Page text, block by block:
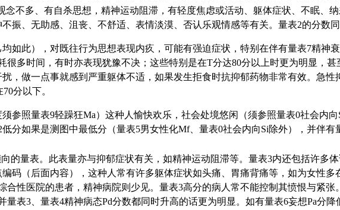
念不多、有自杀思想，精神运动阻滞，有轻度焦虑或活动、躯体症状、不眠、
振、无助感、沮丧、不舒适、表情淡漠、否认乐观情感等有关。量表2的分数
如此），对既往行为思想表现内疚，可能有强迫症状，特别在伴有量表7精神
很多时间，有时亦表现犹豫不决；这些特别是在T分达80分以上时更为明显，
，做一点事就感到严重躯体不适，如果发生拒食时抗抑郁药物非常有效。急
分以下。
参照量表9轻躁狂Ma）这种人愉快欢乐，社会处境悠闲（须参照量表0社会内
分如果是测图中最低分（量表5男女性化Mf、量表0社会内向Si除外），并伴
的量表。此表量亦与抑郁症状有关，如精神运动阻滞等。量表3内还包括许多
码（后面内容），这种人常有许多躯体症状如头痛、胃痛背痛等，如为女性
合性医院的患者，精神病院则少见。量表3高分的病人常不能控制其愤恨与紧
表3、量表4精神病态Pd分数都同时升高的话更为明显。如有量表6妄想Pa分